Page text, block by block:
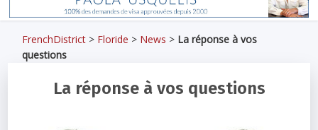
FrenchDistrict > Floride > News > La réponse à vos
questions
La réponse à vos questions